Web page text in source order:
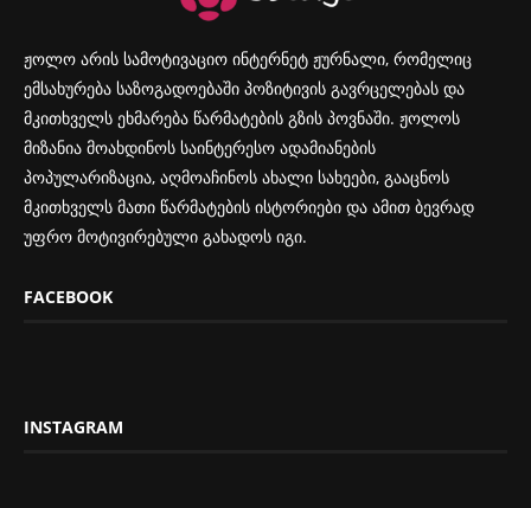
ჟოლო არის სამოტივაციო ინტერნეტ ჟურნალი, რომელიც
ემსახურება საზოგადოებაში პოზიტივის გავრცელებას და
მკითხველს ეხმარება წარმატების გზის პოვნაში. ჟოლოს
მიზანია მოახდინოს საინტერესო ადამიანების
პოპულარიზაცია, აღმოაჩინოს ახალი სახეები, გააცნოს
მკითხველს მათი წარმატების ისტორიები და ამით ბევრად
უფრო მოტივირებული გახადოს იგი.
FACEBOOK
INSTAGRAM